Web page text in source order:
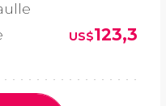
US$123,3